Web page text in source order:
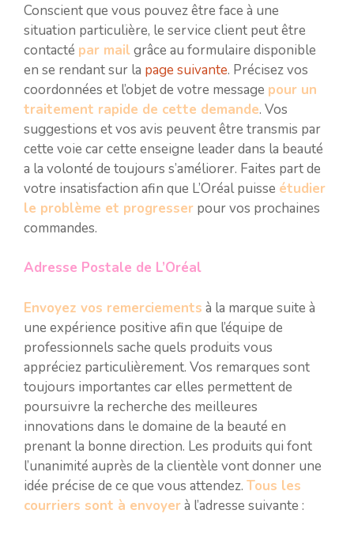
Conscient que vous pouvez être face à une
situation particulière, le service client peut être
contacté par mailgrâce au formulaire disponible
en se rendant sur la page suivante. Précisez vos
coordonnées et l’objet de votre message pour un
traitement rapide de cette demande. Vos
suggestions et vos avis peuvent être transmis par
cette voie car cette enseigne leader dans la beauté
a la volonté de toujours s’améliorer. Faites part de
votre insatisfaction afin que L’Oréal puisse étudier
le problème et progresser pour vos prochaines
commandes.
Adresse Postale de L’Oréal
Envoyez vos remerciements à la marque suite à
une expérience positive afin que l’équipe de
professionnels sache quels produits vous
appréciez particulièrement. Vos remarques sont
toujours importantes car elles permettent de
poursuivre la recherche des meilleures
innovations dans le domaine de la beauté en
prenant la bonne direction. Les produits qui font
l’unanimité auprès de la clientèle vont donner une
idée précise de ce que vous attendez. Tous les
courriers sont à envoyerà l’adresse suivante :